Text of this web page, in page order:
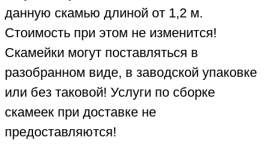
данную скамью длиной от 1,2 м.
Стоимость при этом не изменится!
Скамейки могут поставляться в
разобранном виде, в заводской упаковке
или без таковой! Услуги по сборке
скамеек при доставке не
предоставляются!